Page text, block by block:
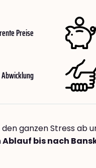
Preise
ganzen Stress ab
bis nach